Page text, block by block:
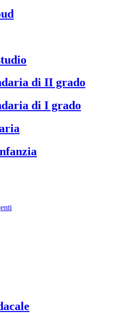
di II grado
di I grado